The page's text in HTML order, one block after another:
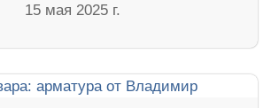
15 мая 2025 г.